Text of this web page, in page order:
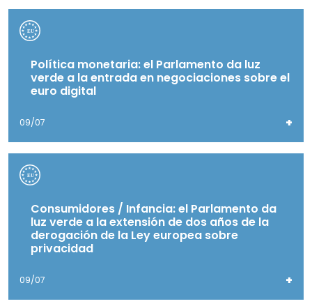
Política monetaria: el Parlamento da luz
verde a la entrada en negociaciones sobre el
euro digital
09/07 +
Consumidores / Infancia: el Parlamento da
luz verde a la extensión de dos años de la
derogación de la Ley europea sobre
privacidad
09/07 +